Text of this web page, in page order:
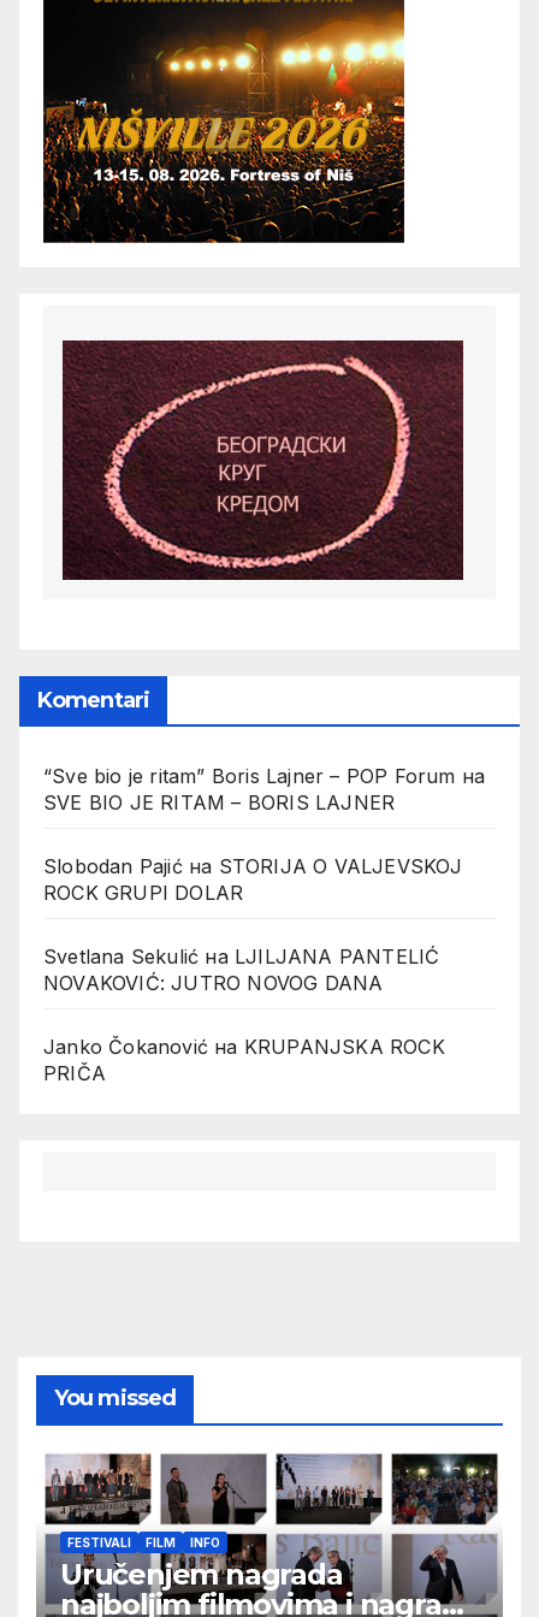
Komentari
“Sve bio je ritam” Boris Lajner – POP Forum на
SVE BIO JE RITAM – BORIS LAJNER
Slobodan Pajićна STORIJA O VALJEVSKOJ
ROCK GRUPI DOLAR
Svetlana Sekulić на LJILJANA PANTELIĆ
NOVAKOVIĆ: JUTRO NOVOG DANA
Janko Čokanović на KRUPANJSKA ROCK
PRIČA
You missed
FESTIVALI FILM INFO
Uručenjem nagrada
najboljim filmovima i nagrade